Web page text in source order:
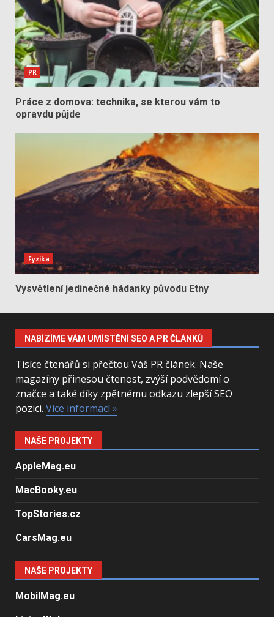
PR
Práce z domova: technika, se kterou vám to
opravdu půjde
Fyzika
Vysvětlení jedinečné hádanky původu Etny
NABÍZÍME VÁM UMÍSTĚNÍ SEO A PR ČLÁNKŮ
Tisíce čtenářů si přečtou Váš PR článek. Naše
magazíny přinesou čtenost, zvýší podvědomí o
značce a také díky zpětnému odkazu zlepší SEO
pozici. Více informací »
NAŠE PROJEKTY
AppleMag.eu
MacBooky.eu
TopStories.cz
CarsMag.eu
NAŠE PROJEKTY
MobilMag.eu